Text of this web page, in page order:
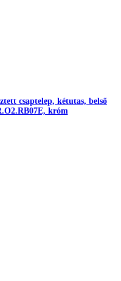
csaptelep, kétutas, belső
króm